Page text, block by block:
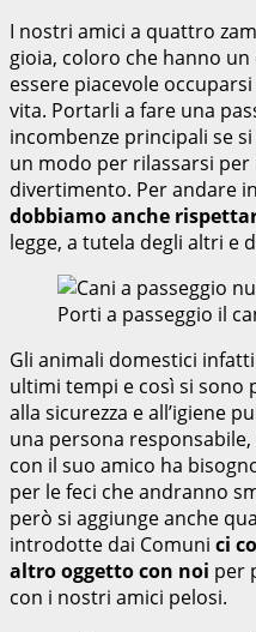
I nostri amici a quattro
gioia, coloro che hanno
essere piacevole
vita. Portarli a fare una
incombenze principali se
un modo per rilassarsi
divertimento. Per andare
dobbiamo anche
legge, a tutela degli altri e
Porti a passeggio il
Gli animali domestici
ultimi tempi e così si
alla sicurezza e all’igiene
una persona
con il suo amico ha
per le feci che andranno
però si aggiunge anche
introdotte dai Comuni ci
altro oggetto con noi per
con i nostri amici pelosi.